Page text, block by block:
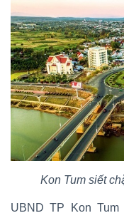
Kon Tum siết
UBND TP Kon